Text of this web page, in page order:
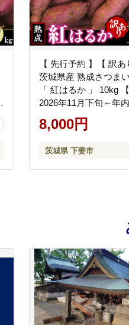
【 先行予約 】【 訳あ
茨城県産 熟成さつま
「 紅はるか 」 10kg 【
2026年11月下旬～年
に出荷予定 】【 さつ
も 紅はるか 芋 サツマ
ト 茨城県産 大容量 不
ねっとり 】
8,000円
茨城県 下妻市